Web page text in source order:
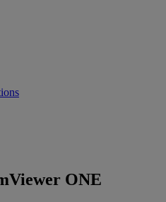
ONE